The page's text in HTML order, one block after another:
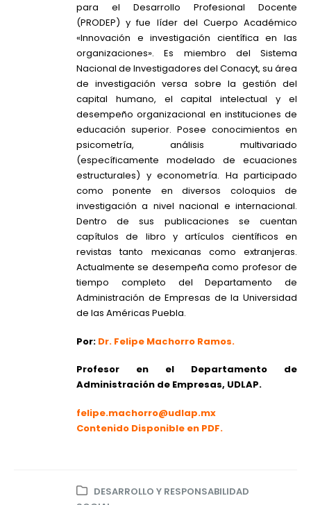
para el Desarrollo Profesional Docente
(PRODEP) y fue líder del Cuerpo Académico
«Innovación e investigación científica en las
organizaciones». Es miembro del Sistema
Nacional de Investigadores del Conacyt, su área
de investigación versa sobre la gestión del
capital humano, el capital intelectual y el
desempeño organizacional en instituciones de
educación superior. Posee conocimientos en
psicometría, análisis multivariado
(específicamente modelado de ecuaciones
estructurales) y econometría. Ha participado
como ponente en diversos coloquios de
investigación a nivel nacional e internacional.
Dentro de sus publicaciones se cuentan
capítulos de libro y artículos científicos en
revistas tanto mexicanas como extranjeras.
Actualmente se desempeña como profesor de
tiempo completo del Departamento de
Administración de Empresas de la Universidad
de las Américas Puebla.
Por: Dr. Felipe Machorro Ramos.
Profesor en el Departamento de
Administración de Empresas, UDLAP.
felipe.machorro@udlap.mx
Contenido Disponible en PDF.
DESARROLLO Y RESPONSABILIDAD